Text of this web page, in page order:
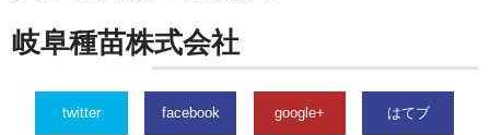
岐阜種苗株式会社
twitter facebook google+ はてブ